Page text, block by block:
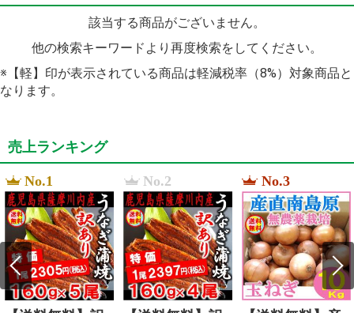
該当する商品がございません。
他の検索キーワードより再度検索をしてください。
※【軽】印が表示されている商品は軽減税率（8%）対象商品と
なります。
売上ランキング
No.1 No.2 No.3